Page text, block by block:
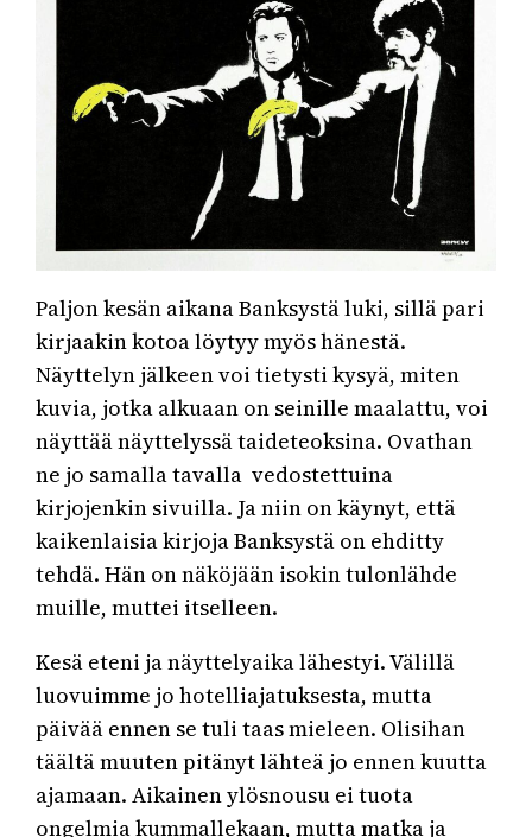
Paljon kesän aikana Banksystä luki, sillä pari
kirjaakin kotoa löytyy myös hänestä.
Näyttelyn jälkeen voi tietysti kysyä, miten
kuvia, jotka alkuaan on seinille maalattu, voi
näyttää näyttelyssä taideteoksina. Ovathan
ne jo samalla tavalla vedostettuina
kirjojenkin sivuilla. Ja niin on käynyt, että
kaikenlaisia kirjoja Banksystä on ehditty
tehdä. Hän on näköjään isokin tulonlähde
muille, muttei itselleen.
Kesä eteni ja näyttelyaika lähestyi. Välillä
luovuimme jo hotelliajatuksesta, mutta
päivää ennen se tuli taas mieleen. Olisihan
täältä muuten pitänyt lähteä jo ennen kuutta
ajamaan. Aikainen ylösnousu ei tuota
ongelmia kummallekaan, mutta matka ja